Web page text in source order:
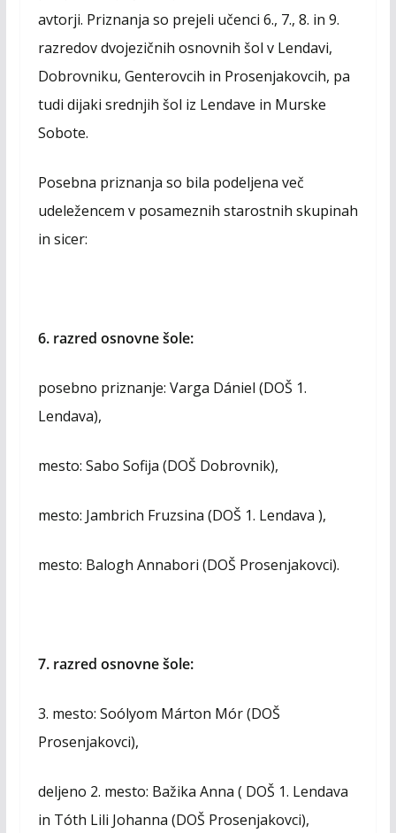
avtorji. Priznanja so prejeli učenci 6., 7., 8. in 9.
razredov dvojezičnih osnovnih šol v Lendavi,
Dobrovniku, Genterovcih in Prosenjakovcih, pa
tudi dijaki srednjih šol iz Lendave in Murske
Sobote.
Posebna priznanja so bila podeljena več
udeležencem v posameznih starostnih skupinah
in sicer:
6. razred osnovne šole:
posebno priznanje: Varga Dániel (DOŠ 1.
Lendava),
mesto: Sabo Sofija (DOŠ Dobrovnik),
mesto: Jambrich Fruzsina (DOŠ 1. Lendava ),
mesto: Balogh Annabori (DOŠ Prosenjakovci).
7. razred osnovne šole:
3. mesto: Soólyom Márton Mór (DOŠ
Prosenjakovci),
deljeno 2. mesto: Bažika Anna ( DOŠ 1. Lendava
in Tóth Lili Johanna (DOŠ Prosenjakovci),